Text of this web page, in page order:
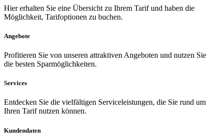
Hier erhalten Sie eine Übersicht zu Ihrem Tarif und haben die
Möglichkeit, Tarifoptionen zu buchen.
Angebote
Profitieren Sie von unseren attraktiven Angeboten und nutzen Sie
die besten Sparmöglichkeiten.
Services
Entdecken Sie die vielfältigen Serviceleistungen, die Sie rund um
Ihren Tarif nutzen können.
Kundendaten